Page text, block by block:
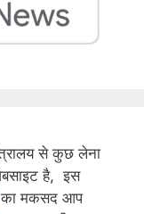
से कुछ लेना
है, इस
का मकसद आप